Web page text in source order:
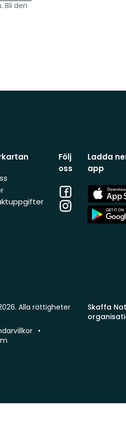
Bli den
Följ
oss
Facebook
Instagram
Ladda
app
App
Store
App
Store
Skaffa
Alla rättigheter